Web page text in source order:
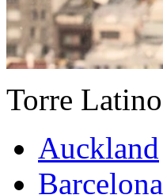
Torre Latino
Auckland
Barcelona